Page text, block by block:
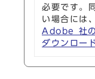
必要です。
い場合には、
Adobe 社
ダウンロー